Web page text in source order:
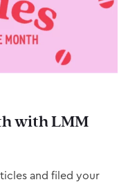
with LMM
and filed your